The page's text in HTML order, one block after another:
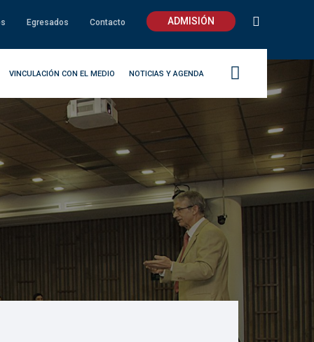
Egresados Contacto ADMISIÓN
VINCULACIÓN CON EL MEDIO NOTICIAS Y AGENDA